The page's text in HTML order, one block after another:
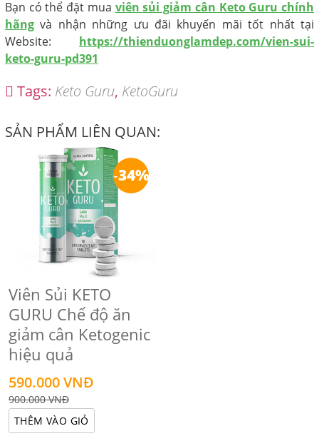
Bạn có thể đặt mua viên sủi giảm cân Keto Guru chính
hãng và nhận những ưu đãi khuyến mãi tốt nhất tại
Website: https://thienduonglamdep.com/vien-sui-
keto-guru-pd391
Tags: Keto Guru, KetoGuru
SẢN PHẨM LIÊN QUAN:
Viên Sủi KETO
GURU Chế độ ăn
giảm cân Ketogenic
hiệu quả
590.000 VNĐ
900.000 VNĐ
-34%
THÊM VÀO GIỎ